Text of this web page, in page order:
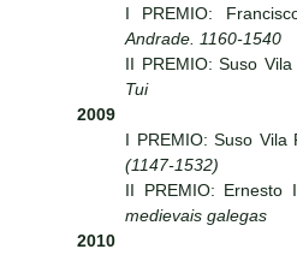
I PREMIO:
Andrade. 1160-1540
II PREMIO: Suso
Tui
2009
I PREMIO: Suso Vila
(1147-1532)
II PREMIO: Ernesto
medievais galegas
2010